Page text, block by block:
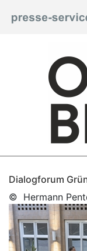
Dialogforum
© Hermann